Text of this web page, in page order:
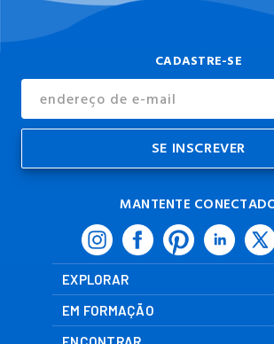
CADASTRE-SE
E-
MANTENTE
EXPLORAR
EM FORMAÇÃO